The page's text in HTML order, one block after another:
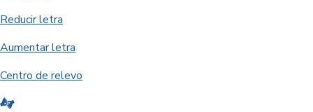
Reducir letra
Aumentar letra
Centro de relevo